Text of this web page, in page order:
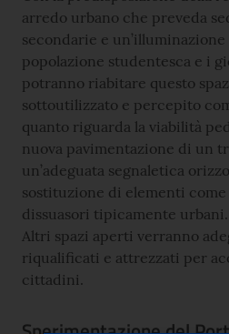
arredo urbano che preveda
secondarie e
popolazione studentesca e i
potranno riabitare questo
sottoutilizzato e percepito
quanto riguarda la viabilità
nuova pavimentazione di un
un’adeguata segnaletica
sostituzione di elementi
dissuasori tipicamente urbani.
Altri spazi aperti verranno
riqualificati e attrezzati per
cittadini.